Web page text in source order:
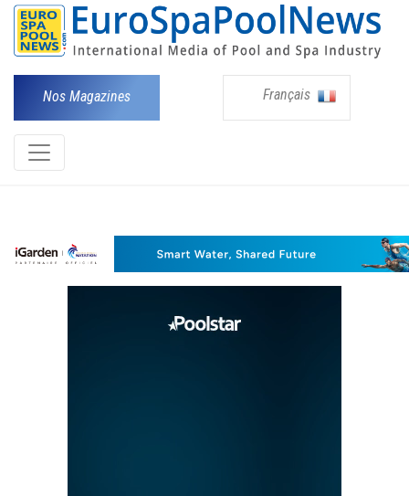
Nos Magazines Français